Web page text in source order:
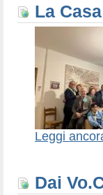
La
Leggi
Dai